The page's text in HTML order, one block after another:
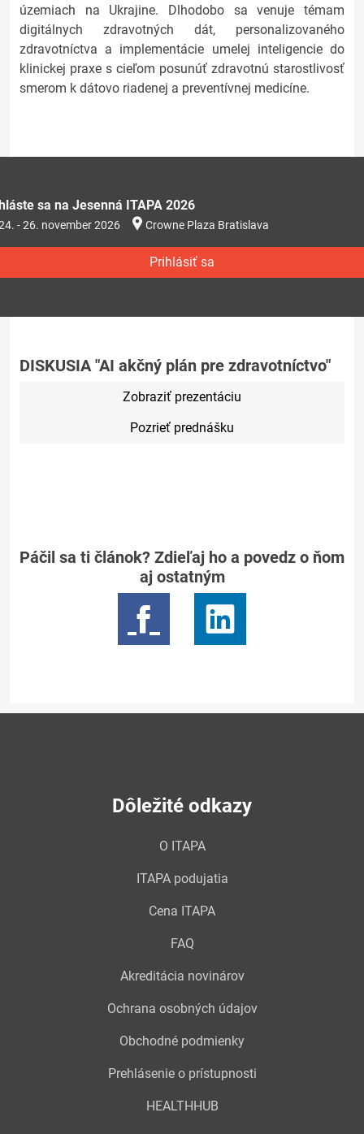
územiach na Ukrajine. Dlhodobo sa venuje témam
digitálnych zdravotných dát, personalizovaného
zdravotníctva a implementácie umelej inteligencie do
klinickej praxe s cieľom posunúť zdravotnú starostlivosť
smerom k dátovo riadenej a preventívnej medicíne.
sa na Jesenná ITAPA 2026
- 26. november 2026 Crowne Plaza Bratislava
Prihlásiť sa
DISKUSIA "AI akčný plán pre zdravotníctvo"
Zobraziť prezentáciu
Pozrieť prednášku
Páčil sa ti článok? Zdieľaj ho a povedz o ňom
aj ostatným
Dôležité odkazy
O ITAPA
ITAPA podujatia
Cena ITAPA
FAQ
Akreditácia novinárov
Ochrana osobných údajov
Obchodné podmienky
Prehlásenie o prístupnosti
HEALTHHUB